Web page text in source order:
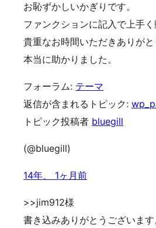
お恥ずかしいかぎりです。
ファンクションに記入で上手く
貴重なお時間いただきありがと
本当に助かりました。
フォーラム: テーマ
返信が含まれるトピック:
トピック投稿者 bluegill
(@bluegill)
14年、 1ヶ月前
>>jim912様
書き込みありがとうございます